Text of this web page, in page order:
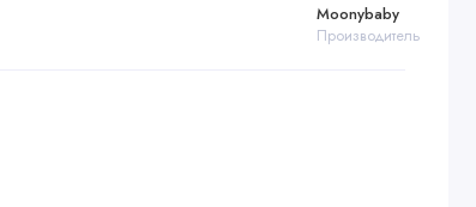
Moonybaby
Производитель